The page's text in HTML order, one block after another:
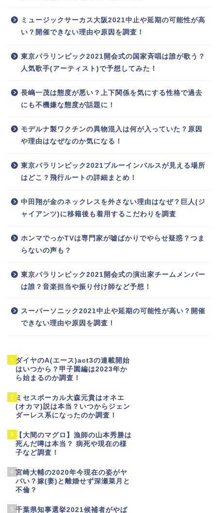
ミュージックサーカス大阪2021中止や延期の可能性が高
い？開催できない理由や原因を調査！
東京パラリンピック2021開会式の国家斉唱は誰が歌う？
人気歌手(アーティスト)で予想してみた！
長嶋一茂は態度が悪い？上下関係を気にする性格で過去
にも不機嫌な態度が話題に！
モデルナ製ワクチンの異物混入は何が入っていた？原因
や理由はなぜなのか気になる！
東京パラリンピック2021ブルーインパルスが見える場所
はどこ？飛行ルートの詳細まとめ！
中田翔が金のネックレスを外さない理由はなぜ？巨人(ジ
ャイアンツ)に移籍後も着用するこだわりを調査
ホンマでっかTVは専門家が嘘ばかりでやらせ疑惑？つま
らないの声も？
東京パラリンピック2021開会式の演出家チームメンバー
は誰？音楽担当や振り付け師など予想！
スーパーソニック2021中止や延期の可能性が高い？開催
できない理由や原因を調査！
1 ダイヤのA(エース)act3の連載開始
はいつから？甲子園編は2023年か
ら始まるのか調査！
2 ミセスボーカル大森元貴はオネエ
(オカマ)説は本当？いつからジェン
ダーレス系になったのか調査！
3
【大間のマグロ】漁師の山本秀勝は
死んだ噂は本当？ 病死や現在の様
子など調査！
4 宮崎大輔の2020年今現在の姿がヤ
バい？嫁(妻)と離婚せず深瀬菜月と
不倫？
5 千葉県知事選挙2021候補者がやば